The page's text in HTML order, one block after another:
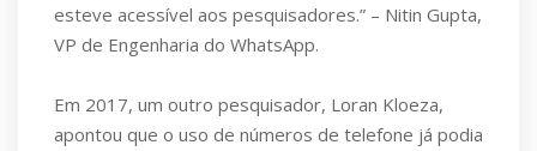
esteve acessível aos pesquisadores.” – Nitin Gupta,
VP de Engenharia do WhatsApp.
Em 2017, um outro pesquisador, Loran Kloeza,
apontou que o uso de números de telefone já podia